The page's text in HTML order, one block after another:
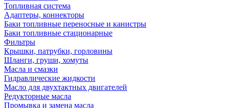
Топливная система
Адаптеры, коннекторы
Баки топливные переносные и канистры
Баки топливные стационарные
Фильтры
Крышки, патрубки, горловины
Шланги, груши, хомуты
Масла и смазки
Гидравлические жидкости
Масло для двухтактных двигателей
Редукторные масла
Промывка и замена масла